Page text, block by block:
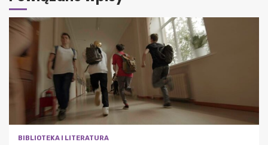
BIBLIOTEKA I LITERATURA